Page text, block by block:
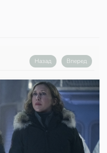
Назад Вперед